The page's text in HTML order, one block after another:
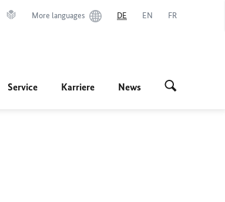
More languages DE EN FR
Service Karriere News